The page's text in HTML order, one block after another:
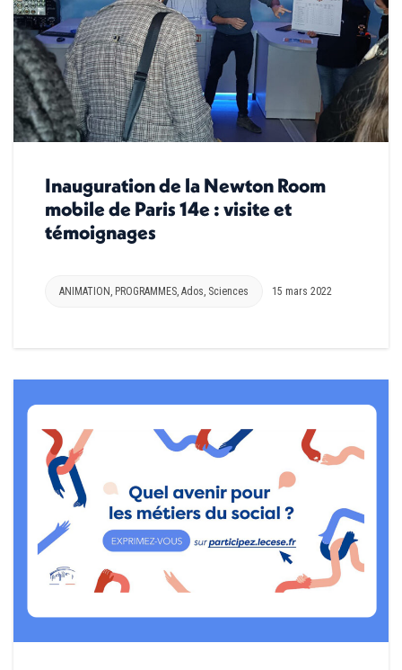
Inauguration de la Newton Room
mobile de Paris 14e : visite et
témoignages
ANIMATION PROGRAMMES Ados Sciences 15 mars 2022